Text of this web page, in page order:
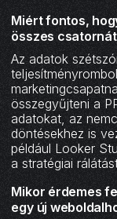
Miért fontos,
összes
Az adatok
összegyűjteni a
adatokat, az
döntésekhez is
például Looker
a stratégiai
Mikor érdemes
egy új